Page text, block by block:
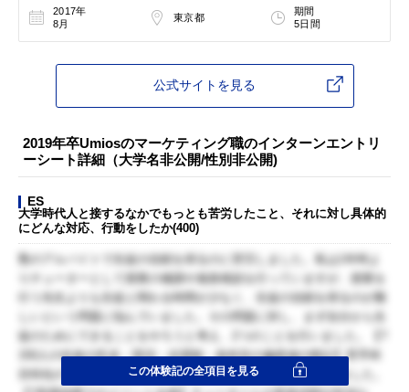
2017年
8月
東京都
期間
5日間
公式サイトを見る
2019年卒Umiosのマーケティング職のインターンエントリ
ーシート詳細（大学名非公開/性別非公開)
ES
大学時代人と接するなかでもっとも苦労したこと、それに対し具体的
にどんな対応、行動をしたか(400)
塾のアルバイトで生徒の信頼を得るのに苦労しました。私は1年時よ
りチューターとして授業の補講や進路相談を行っていますが、授業を
行う先生よりも生徒と関わる時間が少なく、生徒の信頼を得るのが難
しいという問題に悩んでいました。その問題に対し、まず自分から生
徒のためにできることをやろうと考え、2つのことを行いました。【?
150人の生徒の氏名・部活・志望校・各科目の偏差値の暗記】苦手科
目特化のプリント配布など、生徒に合わせた学習指導を行いました。
この体験記の全項目を見る